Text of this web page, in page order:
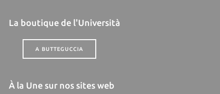
La boutique de l'Università
A BUTTEGUCCIA
À la Une sur nos sites web